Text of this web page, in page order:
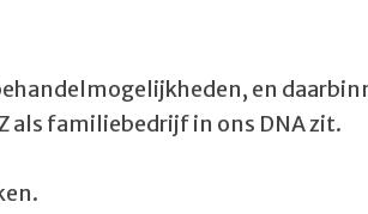
en
als familiebedrijf in ons DNA zit.